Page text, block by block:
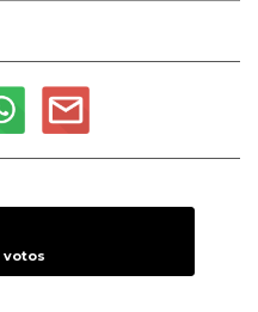
votos